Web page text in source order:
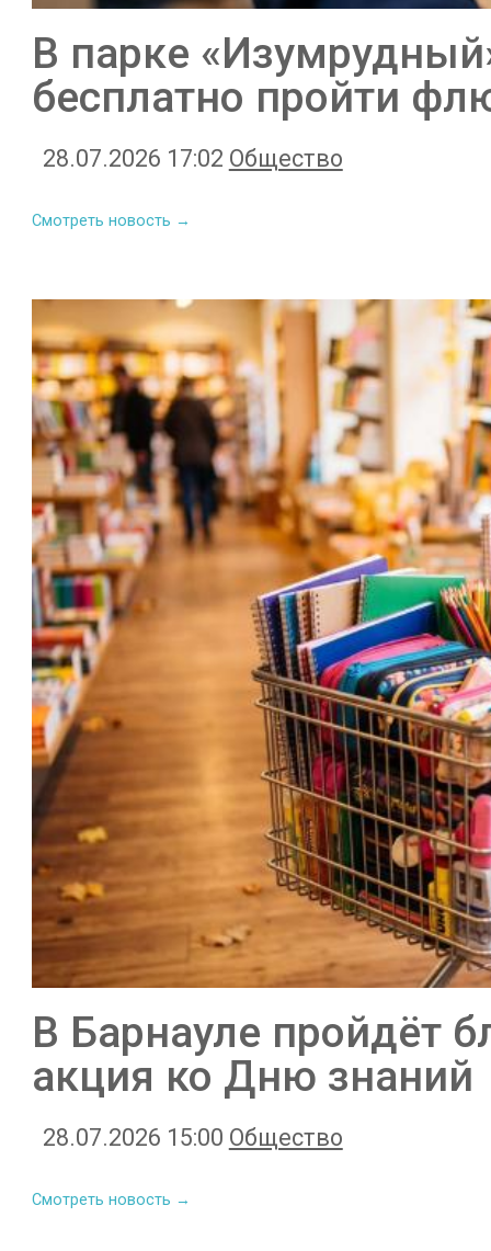
В парке
бесплатно пройти
28.07.2026 17:02 Общество
Смотреть новость →
В Барнауле пройдёт
акция ко Дню знаний
28.07.2026 15:00 Общество
Смотреть новость →